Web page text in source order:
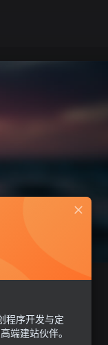
程序开发与定
端建站伙伴。